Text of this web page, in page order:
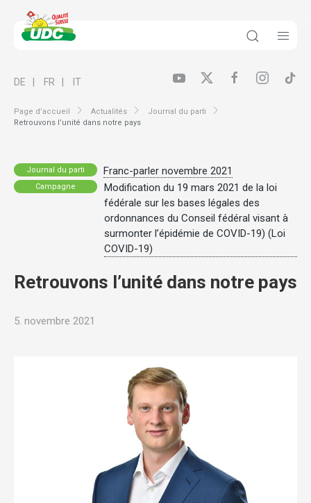
Page d’accueil Actualités
Journal du parti
Retrouvons l’unité dans notre pays
DE FR IT
Journal du parti Franc-parler novembre 2021
Campagne
Modification du 19 mars 2021 de la loi
fédérale sur les bases légales des
ordonnances du Conseil fédéral visant à
surmonter l’épidémie de COVID-19) (Loi
COVID-19)
Retrouvons l’unité dans notre pays
5. novembre 2021